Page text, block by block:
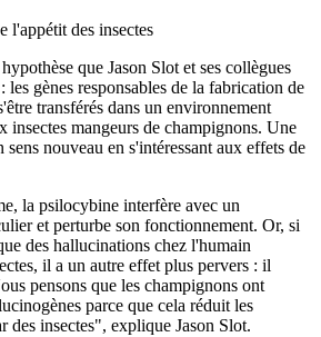
l'appétit des insectes
que Jason Slot et ses collègues
gènes responsables de la fabrication de
transférés dans un environnement
insectes mangeurs de champignons. Une
nouveau en s'intéressant aux effets de
la psilocybine interfère avec un
et perturbe son fonctionnement. Or, si
des hallucinations chez l'humain
il a un autre effet plus pervers : il
pensons que les champignons ont
parce que cela réduit les
des insectes", explique Jason Slot.